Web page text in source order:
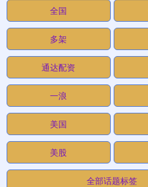
全国
多架
通达配资
一浪
美国
美股
全部话题标签